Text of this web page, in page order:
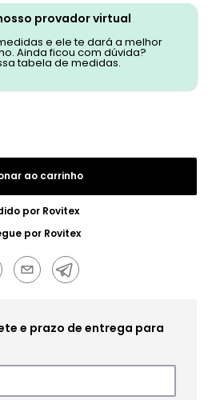
provador virtual
e ele te dará a melhor
Ainda ficou com dúvida?
tabela de medidas.
ao carrinho
por Rovitex
por Rovitex